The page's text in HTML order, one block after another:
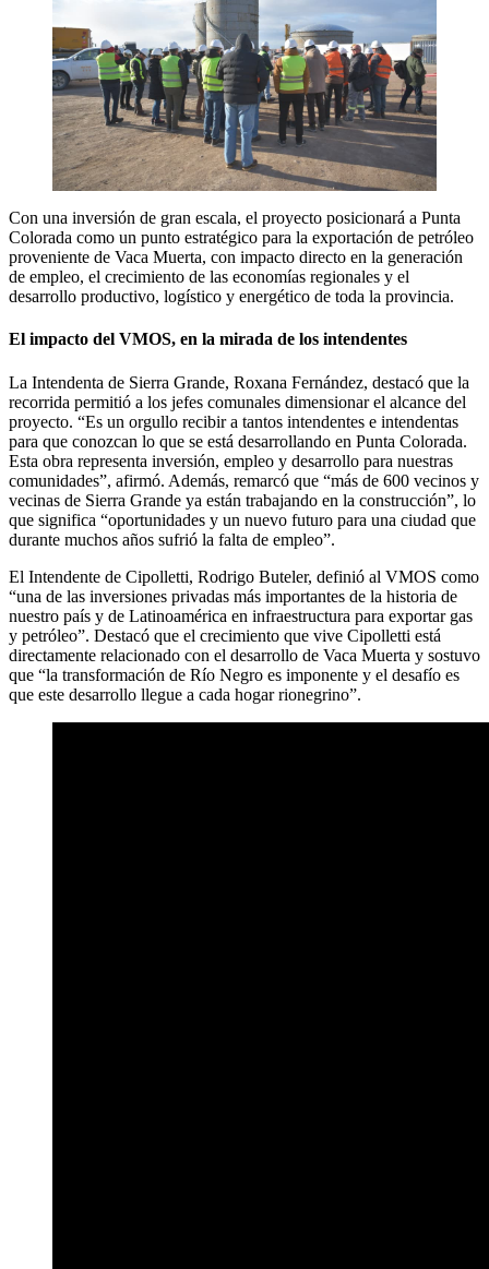
Con una inversión de gran escala, el proyecto posicionará a Punta
Colorada como un punto estratégico para la exportación de petróleo
proveniente de Vaca Muerta, con impacto directo en la generación
de empleo, el crecimiento de las economías regionales y el
desarrollo productivo, logístico y energético de toda la provincia.
El impacto del VMOS, en la mirada de los intendentes
La Intendenta de Sierra Grande, Roxana Fernández, destacó que la
recorrida permitió a los jefes comunales dimensionar el alcance del
proyecto. “Es un orgullo recibir a tantos intendentes e intendentas
para que conozcan lo que se está desarrollando en Punta Colorada.
Esta obra representa inversión, empleo y desarrollo para nuestras
comunidades”, afirmó. Además, remarcó que “más de 600 vecinos y
vecinas de Sierra Grande ya están trabajando en la construcción”, lo
que significa “oportunidades y un nuevo futuro para una ciudad que
durante muchos años sufrió la falta de empleo”.
El Intendente de Cipolletti, Rodrigo Buteler, definió al VMOS como
“una de las inversiones privadas más importantes de la historia de
nuestro país y de Latinoamérica en infraestructura para exportar gas
y petróleo”. Destacó que el crecimiento que vive Cipolletti está
directamente relacionado con el desarrollo de Vaca Muerta y sostuvo
que “la transformación de Río Negro es imponente y el desafío es
que este desarrollo llegue a cada hogar rionegrino”.